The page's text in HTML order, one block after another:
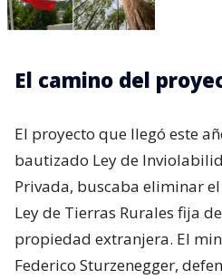
El camino del
El proyecto que llegó este
bautizado Ley de
Privada, buscaba eliminar
Ley de Tierras Rurales fija
propiedad extranjera. El
Federico Sturzenegger,